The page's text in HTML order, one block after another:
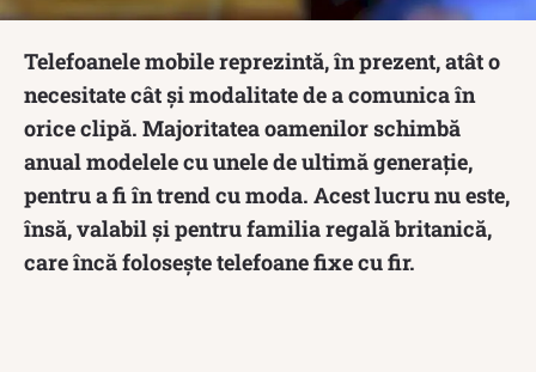
Telefoanele mobile reprezintă, în prezent, atât o
necesitate cât și modalitate de a comunica în
orice clipă. Majoritatea oamenilor schimbă
anual modelele cu unele de ultimă generație,
pentru a fi în trend cu moda. Acest lucru nu este,
însă, valabil și pentru familia regală britanică,
care încă folosește telefoane fixe cu fir.